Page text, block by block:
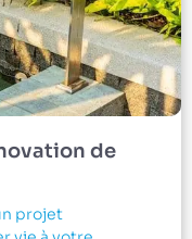
de
projet